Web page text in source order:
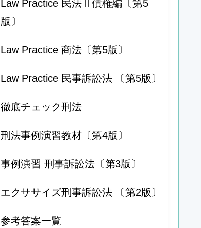
Law Practice 民法Ⅱ債権編〔第5
版〕
Law Practice 商法〔第5版〕
Law Practice 民事訴訟法 〔第5版〕
徹底チェック刑法
刑法事例演習教材〔第4版〕
事例演習 刑事訴訟法〔第3版〕
エクササイズ刑事訴訟法 〔第2版〕
参考答案一覧